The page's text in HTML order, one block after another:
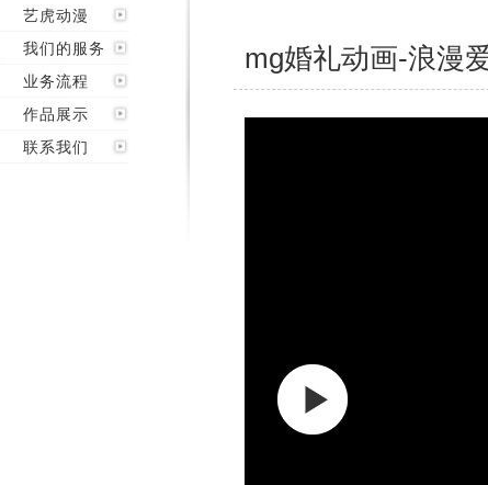
艺虎动漫
我们的服务
业务流程
作品展示
联系我们
mg婚礼动画-浪漫